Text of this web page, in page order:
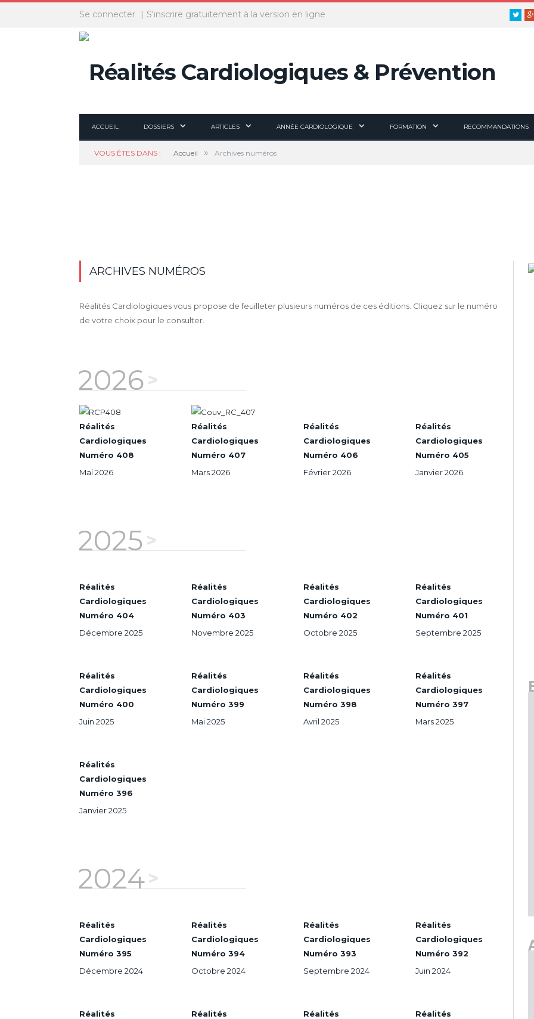
Panneau de gestion des cookies
Twitter
Se connecter S'inscrire gratuitement à la version en ligne
ACCUEIL DOSSIERS ARTICLES ANNÉE CARDIOLOGIQUE FORMATION RECOMMANDATIONS
VOUS ÊTES DANS : Accueil » Archives numéros
ARCHIVES NUMÉROS
Réalités Cardiologiques vous propose de feuilleter plusieurs numéros de ces éditions. Cliquez sur le numéro
de votre choix pour le consulter.
2026
Réalités
Cardiologiques
Numéro 408
Mai 2026
Réalités
Cardiologiques
Numéro 407
Mars 2026
Réalités
Cardiologiques
Numéro 406
Février 2026
Réalités
Cardiologiques
Numéro 405
Janvier 2026
2025
Réalités
Cardiologiques
Numéro 404
Décembre 2025
Réalités
Cardiologiques
Numéro 403
Novembre 2025
Réalités
Cardiologiques
Numéro 402
Octobre 2025
Réalités
Cardiologiques
Numéro 401
Septembre 2025
Réalités
Cardiologiques
Numéro 400
Juin 2025
Réalités
Cardiologiques
Numéro 399
Mai 2025
Réalités
Cardiologiques
Numéro 398
Avril 2025
Réalités
Cardiologiques
Numéro 397
Mars 2025
Réalités
Cardiologiques
Numéro 396
Janvier 2025
2024
Réalités
Cardiologiques
Numéro 395
Décembre 2024
Réalités
Cardiologiques
Numéro 394
Octobre 2024
Réalités
Cardiologiques
Numéro 393
Septembre 2024
Réalités
Cardiologiques
Numéro 392
Juin 2024
Réalités
Réalités
Réalités
Réalités